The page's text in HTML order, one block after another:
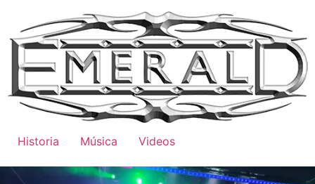
Historia Música Videos